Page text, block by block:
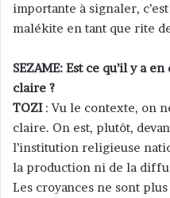
importante à signaler,
malékite en tant que rite
SEZAME: Est ce qu’il y a
claire ?
TOZI : Vu le contexte, on
claire. On est, plutôt,
l’institution religieuse
la production ni de la
Les croyances ne sont